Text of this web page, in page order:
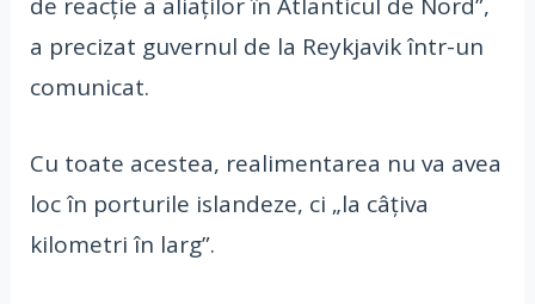
a precizat guvernul de la Reykjavik într-un
comunicat.
Cu toate acestea, realimentarea nu va avea
loc în porturile islandeze, ci „la câţiva
kilometri în larg”.